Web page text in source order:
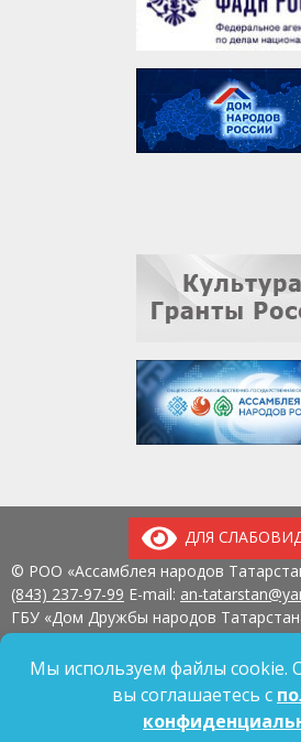
ДЛЯ
© РОО «Ассамблея народов
(843) 237-97-99 E-mail: an-
ГБУ «Дом Дружбы народов
420107, г. Казань, ул. Павлюхина, д. 57
Мы используем файлы cookie.
вы соглашаетесь с